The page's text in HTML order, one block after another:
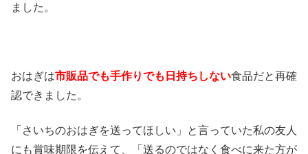
ました。
おはぎは市販品でも手作りでも日持ちしない食品だと再確
認できました。
「さいちのおはぎを送ってほしい」と言っていた私の友人
にも賞味期限を伝えて、「送るのではなく食べに来た方が